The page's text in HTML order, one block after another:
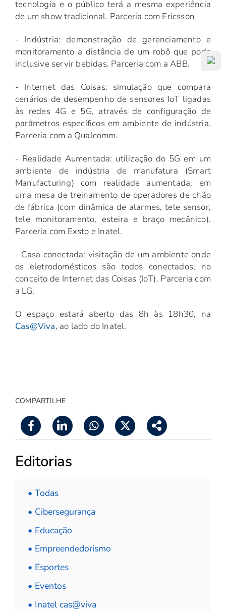
tecnologia e o público terá a mesma experiência
de um show tradicional. Parceria com Ericsson
- Indústria: demonstração de gerenciamento e
monitoramento a distância de um robô que pode
inclusive servir bebidas. Parceria com a ABB.
- Internet das Coisas: simulação que compara
cenários de desempenho de sensores IoT ligadas
às redes 4G e 5G, através de configuração de
parâmetros específicos em ambiente de indústria.
Parceria com a Qualcomm.
- Realidade Aumentada: utilização do 5G em um
ambiente de indústria de manufatura (Smart
Manufacturing) com realidade aumentada, em
uma mesa de treinamento de operadores de chão
de fábrica (com dinâmica de alarmes, tele sensor,
tele monitoramento, esteira e braço mecânico).
Parceria com Exsto e Inatel.
- Casa conectada: visitação de um ambiente onde
os eletrodomésticos são todos conectados, no
conceito de Internet das Coisas (IoT). Parceria com
a LG.
O espaço estará aberto das 8h às 18h30, na
Cas@Viva, ao lado do Inatel.
COMPARTILHE
Editorias
• Todas
• Cibersegurança
• Educação
• Empreendedorismo
• Esportes
• Eventos
• Inatel cas@viva